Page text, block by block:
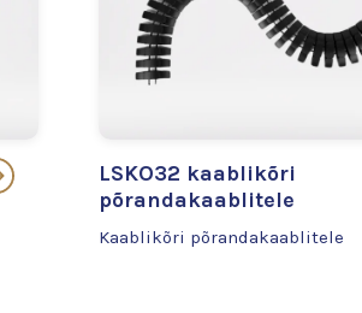
LSKO32 kaablikõri
põrandakaablitele
Kaablikõri põrandakaablitele